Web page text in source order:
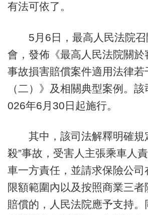
有法可依了。
5月6日，最高人民法院召
會，發佈《最高人民法院關於
事故損害賠償案件適用法律若
（二）》及相關典型案例。
026年6月30日起施行。
其中，該司法解釋明確規
殺”事故，受害人主張乘車人
車一方責任，並請求保險公司
限額範圍內以及按照商業三者
賠償的，人民法院應予支持。